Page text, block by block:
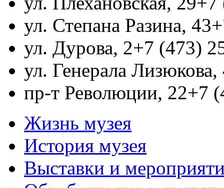
ул. Степана Разина, 43
ул. Дурова, 2+7 (473)
ул. Генерала
пр-т Революции, 22+7
Жизнь музея
История музея
Выставки и